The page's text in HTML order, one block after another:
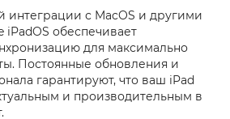
интеграции с MacOS и другими
iPadOS обеспечивает
для максимально
Постоянные обновления и
гарантируют, что ваш iPad
и производительным в